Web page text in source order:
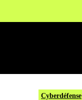
Cyberdéfense